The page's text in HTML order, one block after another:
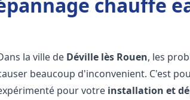
la ville de Déville lès Rouen, les
beaucoup d'inconvenient. C'est
pour votre installation et